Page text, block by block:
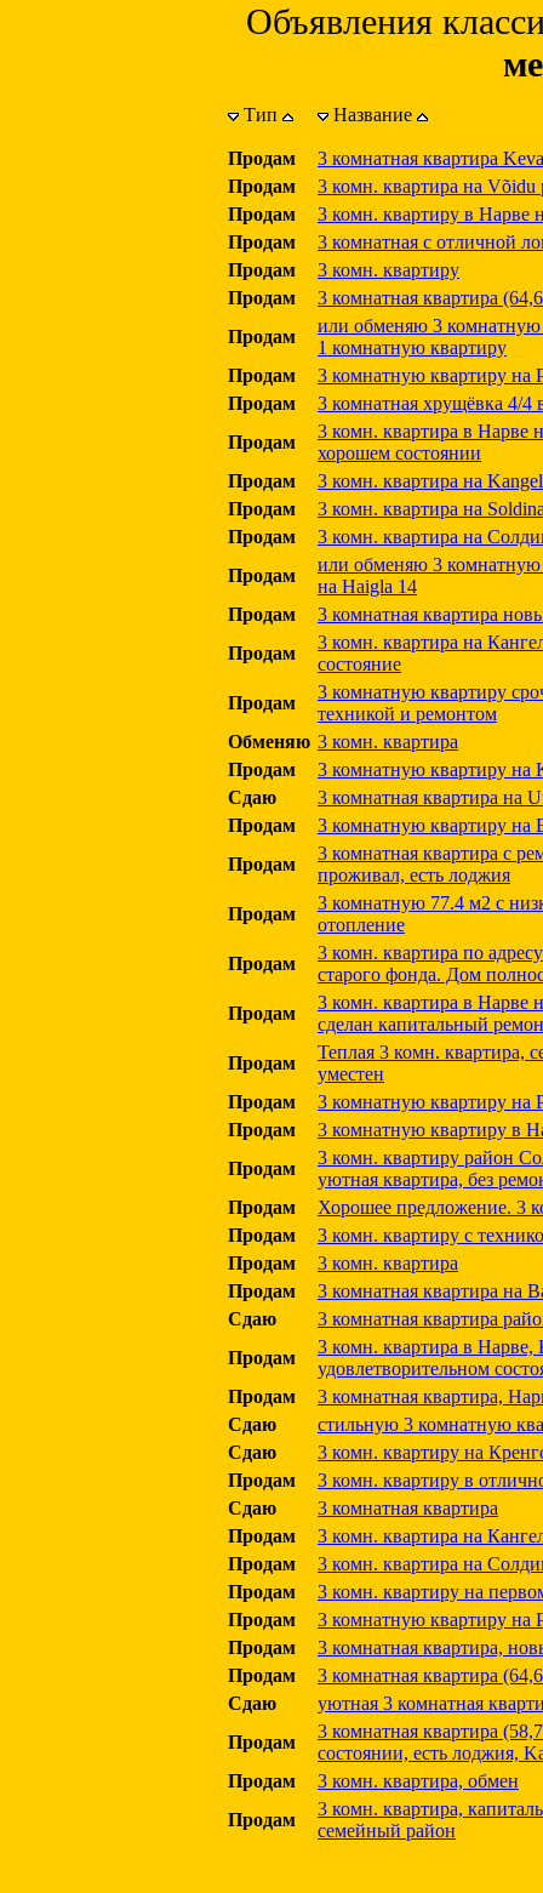
Объявления
Тип Название
Продам
3 комнатная квартира
Продам
3 комн. квартира на Võidu
Продам
3 комн. квартиру в Нарве
Продам
3 комнатная с отличной
Продам
3 комн. квартиру
Продам
3 комнатная квартира
Продам
или обменяю 3 комнатную
1 комнатную квартиру
Продам
3 комнатную квартиру на
Продам
3 комнатная хрущёвка 4/
Продам
3 комн. квартира в Нарве
хорошем состоянии
Продам
3 комн. квартира на
Продам
3 комн. квартира на
Продам
3 комн. квартира на
Продам
или обменяю 3 комнатную
на Haigla 14
Продам
3 комнатная квартира
Продам
3 комн. квартира на
состояние
Продам
3 комнатную квартиру
техникой и ремонтом
Обменяю 3 комн. квартира
Продам
3 комнатную квартиру на
Сдаю
3 комнатная квартира на
Продам
3 комнатную квартиру на
Продам
3 комнатная квартира с
проживал, есть лоджия
Продам
3 комнатную 77.4 м2 с
отопление
Продам
3 комн. квартира по
старого фонда. Дом
Продам
3 комн. квартира в Нарве
сделан капитальный
Продам
Теплая 3 комн. квартира,
уместен
Продам
3 комнатную квартиру на
Продам
3 комнатную квартиру в
Продам
3 комн. квартиру район
уютная квартира, без
Продам
Хорошее предложение. 3
Продам
3 комн. квартиру с
Продам
3 комн. квартира
Продам
3 комнатная квартира на
Сдаю
3 комнатная квартира
Продам
3 комн. квартира в Нарве,
удовлетворительном
Продам
3 комнатная квартира,
Сдаю
стильную 3 комнатную
Сдаю
3 комн. квартиру на
Продам
3 комн. квартиру в
Сдаю
3 комнатная квартира
Продам
3 комн. квартира на
Продам
3 комн. квартира на
Продам
3 комн. квартиру на
Продам
3 комнатную квартиру на
Продам
3 комнатная квартира,
Продам
3 комнатная квартира
Сдаю
уютная 3 комнатная
Продам
3 комнатная квартира
состоянии, есть лоджия,
Продам
3 комн. квартира, обмен
Продам
3 комн. квартира,
семейный район